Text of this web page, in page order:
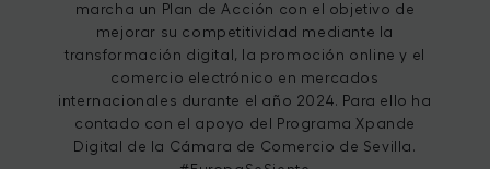
marcha un Plan de Acción con el objetivo de
mejorar su competitividad mediante la
transformación digital, la promoción online y el
comercio electrónico en mercados
internacionales durante el año 2024. Para ello ha
contado con el apoyo del Programa Xpande
Digital de la Cámara de Comercio de Sevilla.